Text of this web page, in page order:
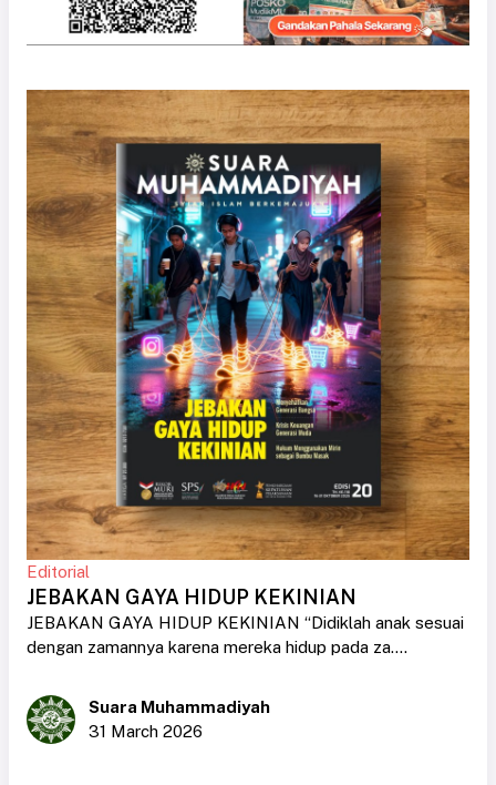
Editorial
JEBAKAN GAYA HIDUP KEKINIAN
JEBAKAN GAYA HIDUP KEKINIAN “Didiklah anak sesuai
dengan zamannya karena mereka hidup pada za....
Suara Muhammadiyah
31 March 2026